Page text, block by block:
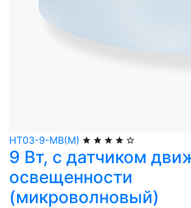
НТ03-9-МВ(М)
9 Вт, с датчиком
освещенности
(микроволновый)